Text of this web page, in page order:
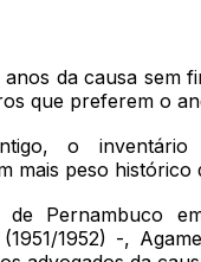
anos da causa sem
que preferem o
o inventário
mais peso histórico
de Pernambuco
1952) -,